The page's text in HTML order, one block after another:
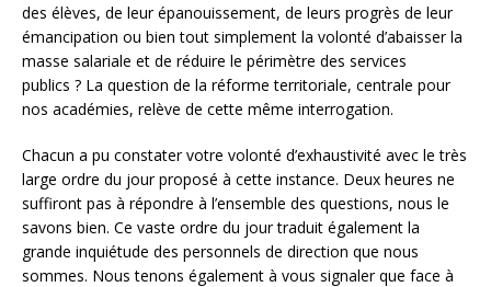
des élèves, de leur épanouissement, de leurs progrès de leur
émancipation ou bien tout simplement la volonté d’abaisser la
masse salariale et de réduire le périmètre des services
publics ? La question de la réforme territoriale, centrale pour
nos académies, relève de cette même interrogation.
Chacun a pu constater votre volonté d’exhaustivité avec le très
large ordre du jour proposé à cette instance. Deux heures ne
suffiront pas à répondre à l’ensemble des questions, nous le
savons bien. Ce vaste ordre du jour traduit également la
grande inquiétude des personnels de direction que nous
sommes. Nous tenons également à vous signaler que face à